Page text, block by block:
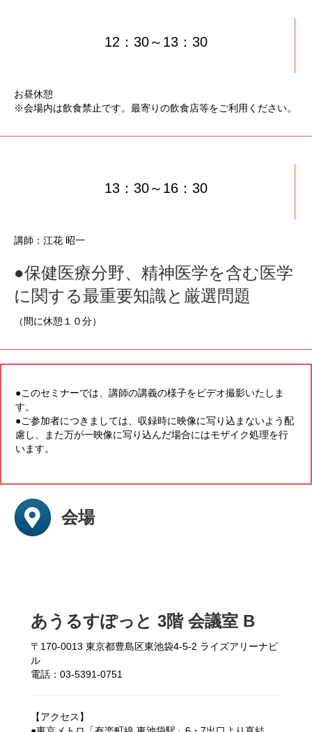
12：30～13：30
お昼休憩
※会場内は飲食禁止です。最寄りの飲食店等をご利用ください。
13：30～16：30
講師：江花 昭一
●保健医療分野、精神医学を含む医学
に関する最重要知識と厳選問題
（間に休憩１０分）
●このセミナーでは、講師の講義の様子をビデオ撮影いたしま
す。
●ご参加者につきましては、収録時に映像に写り込まないよう配
慮し、また万が一映像に写り込んだ場合にはモザイク処理を行
います。
会場
あうるすぽっと 3階 会議室 B
〒170-0013 東京都豊島区東池袋4-5-2 ライズアリーナビ
ル
電話：03-5391-0751
【アクセス】